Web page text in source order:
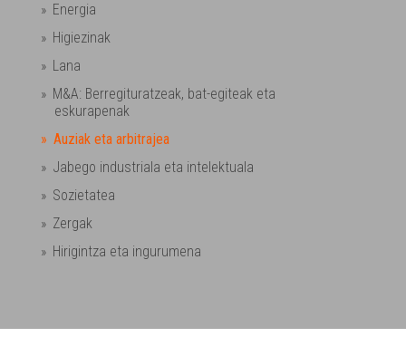
Energia
Higiezinak
Lana
M&A: Berregituratzeak, bat-egiteak eta
eskurapenak
Auziak eta arbitrajea
Jabego industriala eta intelektuala
Sozietatea
Zergak
Hirigintza eta ingurumena